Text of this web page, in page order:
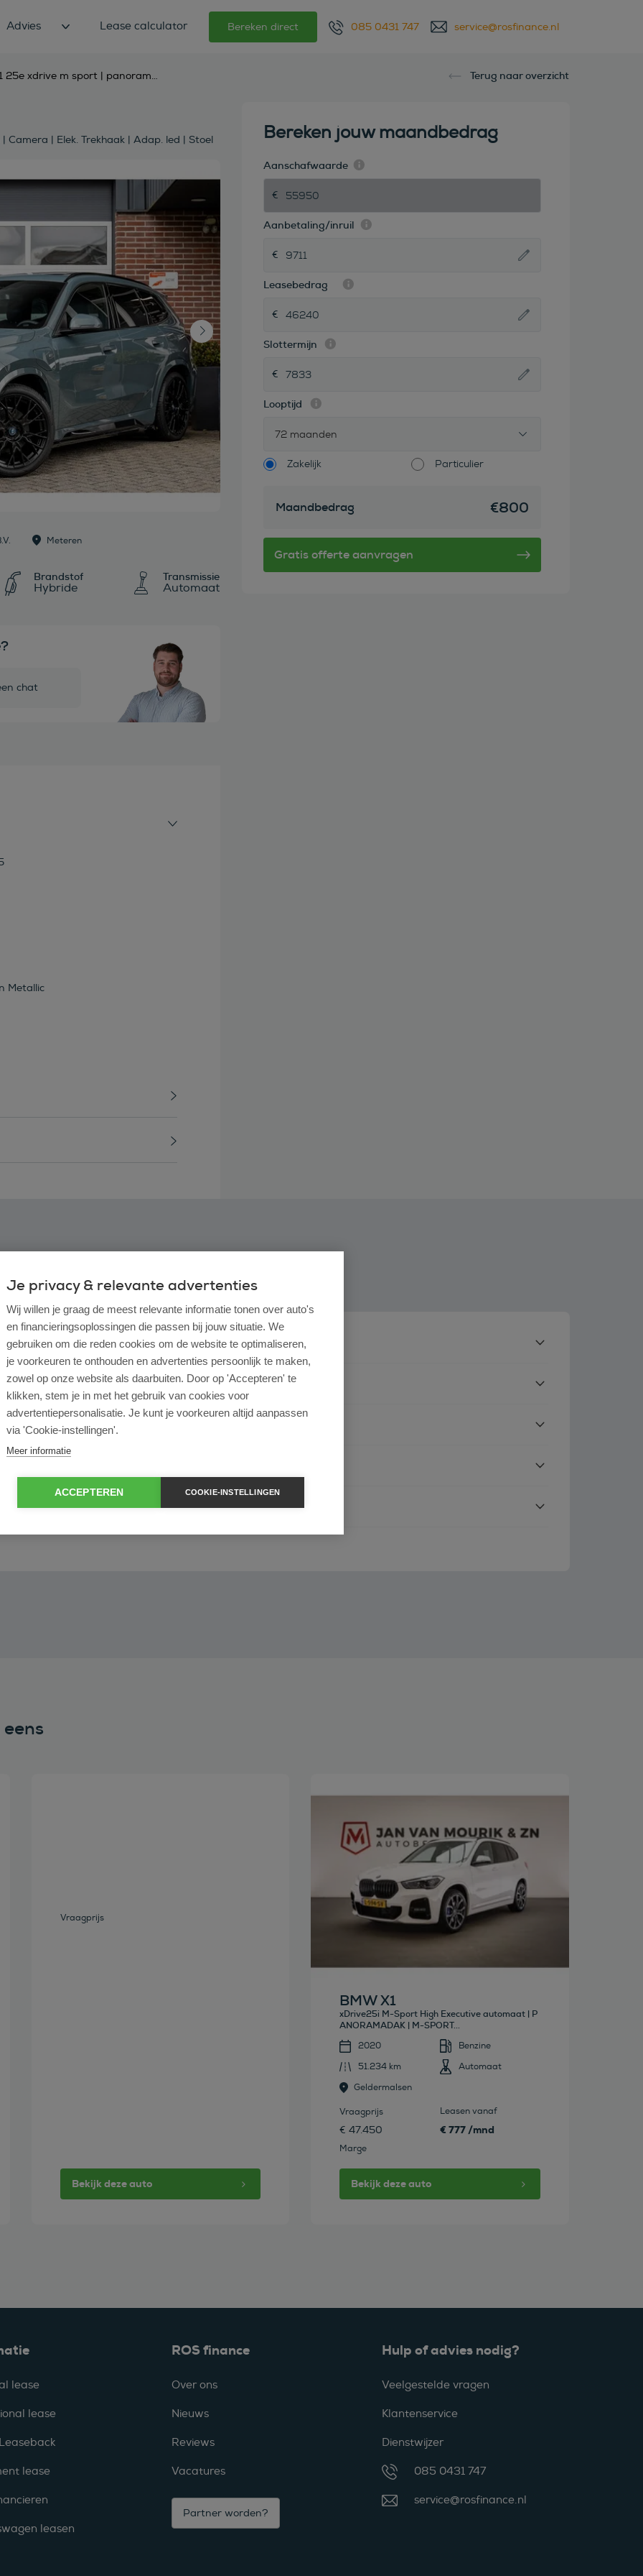
Advies Lease calculator Bereken direct 085 0431 747 service@rosfinance.nl
bmw x1 25e xdrive m sport | panorama | shadow | maxton | camera | elek. trekhaak | adap. led | stoel Terug naar overzicht
| Elek. Trekhaak | Adap. led | Stoel
Meteren
Brandstof
Hybride
Transmissie
Automaat
chat
Metallic
Bereken jouw maandbedrag
Aanschafwaarde
Aanbetaling/inruil
Leasebedrag
Slottermijn
Looptijd
72 maanden
Zakelijk Particulier
Maandbedrag €800
ondernemer?
operational lease?
ROS Finance?
zelf bepalen?
Vraagprijs
Bekijk deze auto
Bekijk deze auto
BMW X1
xDrive25i M-Sport High Executive automaat | P
ANORAMADAK | M-SPORT...
2020
Benzine
51.234 km
Automaat
Geldermalsen
Vraagprijs
€ 47.450
Marge
Leasen vanaf
€ 777 /mnd
Bekijk deze auto
lease
lease
lease
leasen
ROS finance
Over ons
Nieuws
Reviews
Vacatures
Partner worden?
Hulp of advies nodig?
Veelgestelde vragen
Klantenservice
Dienstwijzer
085 0431 747
service@rosfinance.nl
Je privacy & relevante advertenties
Wij willen je graag de meest relevante informatie tonen over auto's
en financieringsoplossingen die passen bij jouw situatie. We
gebruiken om die reden cookies om de website te optimaliseren,
je voorkeuren te onthouden en advertenties persoonlijk te maken,
zowel op onze website als daarbuiten. Door op 'Accepteren' te
klikken, stem je in met het gebruik van cookies voor
advertentiepersonalisatie. Je kunt je voorkeuren altijd aanpassen
via 'Cookie-instellingen'.
Meer informatie
ACCEPTEREN COOKIE-INSTELLINGEN